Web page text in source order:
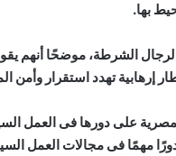
بها.
الشرطة، موضحًا أنهم
إرهابية تهدد استقرار وأمن
على دورها فى العمل
مهمًا فى مجالات العمل